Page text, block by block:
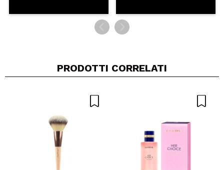
PRODOTTI CORRELATI